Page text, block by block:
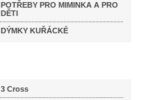
POTŘEBY PRO MIMINKA A PRO
DĚTI
DÝMKY KUŘÁCKÉ
3 Cross